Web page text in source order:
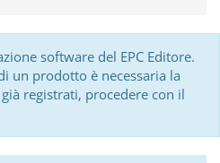
software del EPC Editore.
un prodotto è necessaria la
registrati, procedere con il